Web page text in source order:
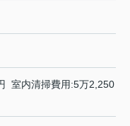
室内清掃費用:5万2,250